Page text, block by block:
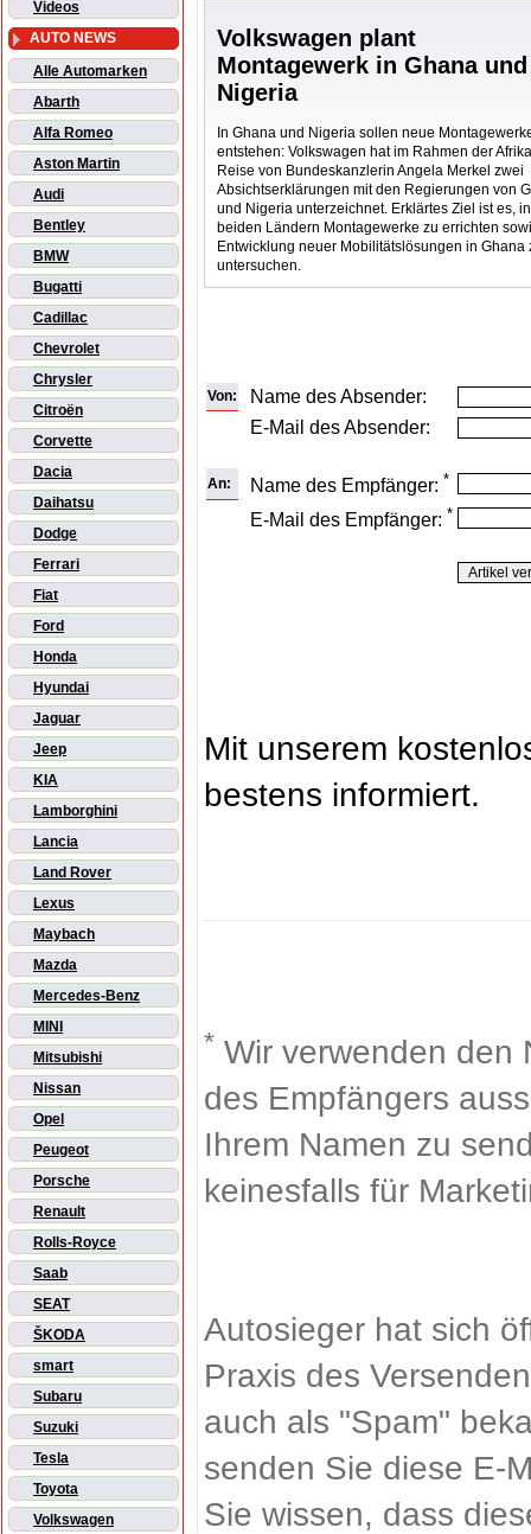
Videos
AUTO NEWS
Alle Automarken
Abarth
Alfa Romeo
Aston Martin
Audi
Bentley
BMW
Bugatti
Cadillac
Chevrolet
Chrysler
Citroën
Corvette
Dacia
Daihatsu
Dodge
Ferrari
Fiat
Ford
Honda
Hyundai
Jaguar
Jeep
KIA
Lamborghini
Lancia
Land Rover
Lexus
Maybach
Mazda
Mercedes-Benz
MINI
Mitsubishi
Nissan
Opel
Peugeot
Porsche
Renault
Rolls-Royce
Saab
SEAT
ŠKODA
smart
Subaru
Suzuki
Tesla
Toyota
Volkswagen
Volkswagen plant
Montagewerk in Ghana und
Nigeria
In Ghana und Nigeria sollen neue
entstehen: Volkswagen hat im Rahmen der
Reise von Bundeskanzlerin Angela Merkel zwei
Absichtserklärungen mit den Regierungen von
und Nigeria unterzeichnet. Erklärtes Ziel ist es, in
beiden Ländern Montagewerke zu errichten
Entwicklung neuer Mobilitätslösungen in Ghana
untersuchen.
Von:
Name des Absender:
E-Mail des Absender:
An: Name des Empfänger: *
E-Mail des Empfänger: *
Mit unserem
bestens informiert.
* Wir verwenden den
des Empfängers
Ihrem Namen zu
keinesfalls für
Autosieger hat sich
Praxis des
auch als "Spam"
senden Sie diese E-
Sie wissen, dass